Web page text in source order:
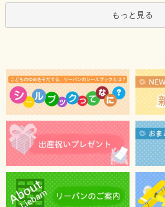
もっと見る